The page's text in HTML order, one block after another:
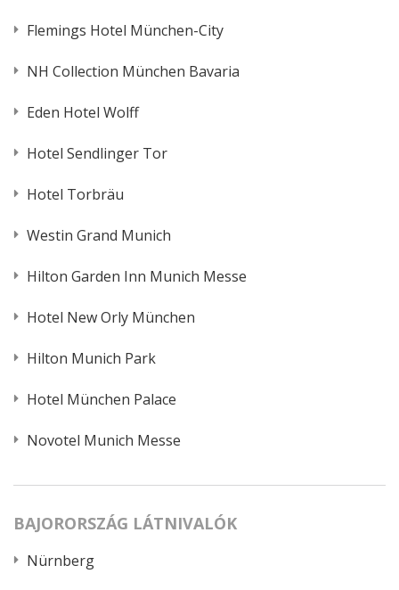
Flemings Hotel München-City
NH Collection München Bavaria
Eden Hotel Wolff
Hotel Sendlinger Tor
Hotel Torbräu
Westin Grand Munich
Hilton Garden Inn Munich Messe
Hotel New Orly München
Hilton Munich Park
Hotel München Palace
Novotel Munich Messe
BAJORORSZÁG LÁTNIVALÓK
Nürnberg